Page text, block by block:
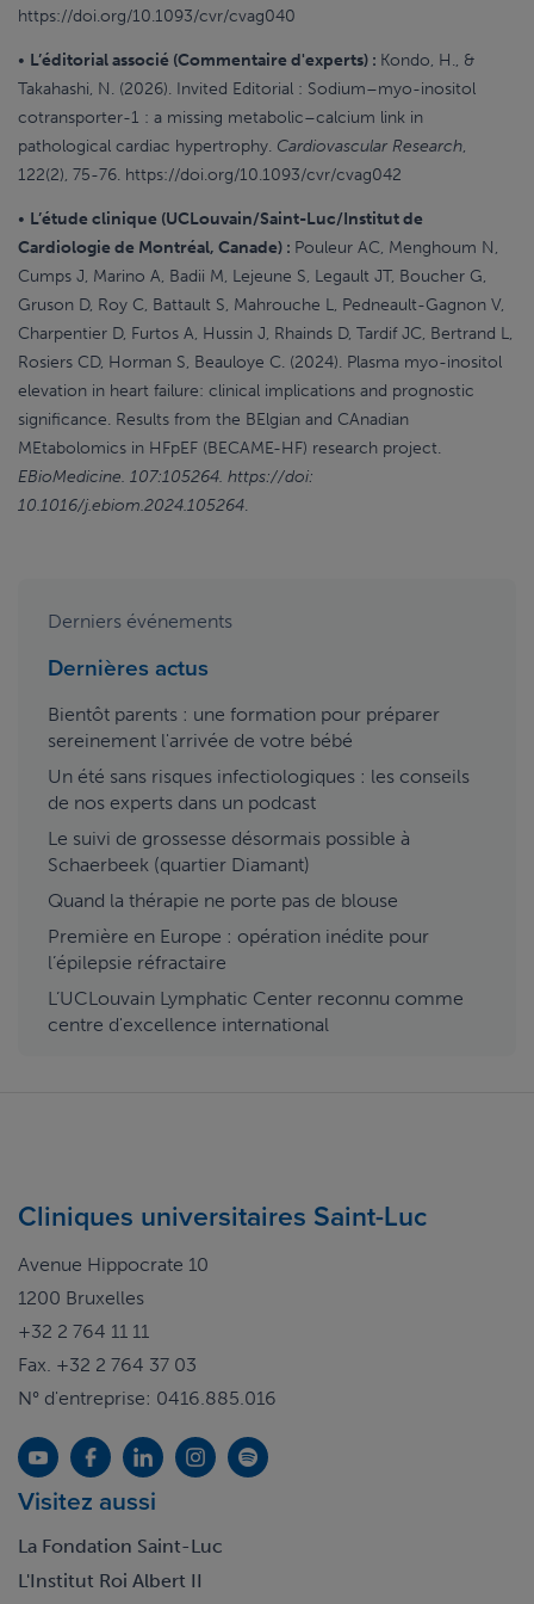
https://doi.org/10.1093/cvr/cvag040
• L’éditorial associé (Commentaire d'experts) : Kondo, H., &
Takahashi, N. (2026). Invited Editorial : Sodium–myo-inositol
cotransporter-1 : a missing metabolic–calcium link in
pathological cardiac hypertrophy. Cardiovascular Research,
122(2), 75-76. https://doi.org/10.1093/cvr/cvag042
• L’étude clinique (UCLouvain/Saint-Luc/Institut de
Cardiologie de Montréal, Canade) : Pouleur AC, Menghoum N,
Cumps J, Marino A, Badii M, Lejeune S, Legault JT, Boucher G,
Gruson D, Roy C, Battault S, Mahrouche L, Pedneault-Gagnon V,
Charpentier D, Furtos A, Hussin J, Rhainds D, Tardif JC, Bertrand L,
Rosiers CD, Horman S, Beauloye C. (2024). Plasma myo-inositol
elevation in heart failure: clinical implications and prognostic
significance. Results from the BElgian and CAnadian
MEtabolomics in HFpEF (BECAME-HF) research project.
EBioMedicine. 107:105264. https://doi:
10.1016/j.ebiom.2024.105264.
Derniers événements
Dernières actus
Bientôt parents : une formation pour préparer
sereinement l'arrivée de votre bébé
Un été sans risques infectiologiques : les conseils
de nos experts dans un podcast
Le suivi de grossesse désormais possible à
Schaerbeek (quartier Diamant)
Quand la thérapie ne porte pas de blouse
Première en Europe : opération inédite pour
l’épilepsie réfractaire
L’UCLouvain Lymphatic Center reconnu comme
centre d'excellence international
Cliniques universitaires Saint-Luc
Avenue Hippocrate 10
1200 Bruxelles
+32 2 764 11 11
Fax. +32 2 764 37 03
N° d'entreprise: 0416.885.016
Visitez aussi
La Fondation Saint-Luc
L'Institut Roi Albert II